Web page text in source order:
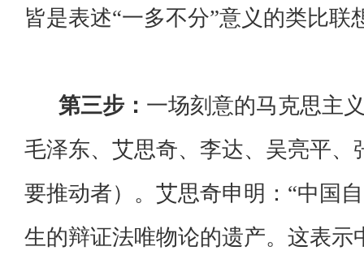
皆是表述“一多不分”意义的类比联
第三步： 一场刻意的马克思主
毛泽东、艾思奇、李达、吴亮平
要推动者）。艾思奇申明：“中国
生的辩证法唯物论的遗产。这表